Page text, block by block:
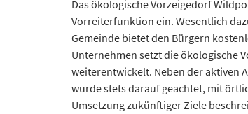
Das ökologische Vorzeigedorf
Vorreiterfunktion ein. Wesentlich
Gemeinde bietet den Bürgern
Unternehmen setzt die ökologische
weiterentwickelt. Neben der aktiven
wurde stets darauf geachtet, mit
Umsetzung zukünftiger Ziele